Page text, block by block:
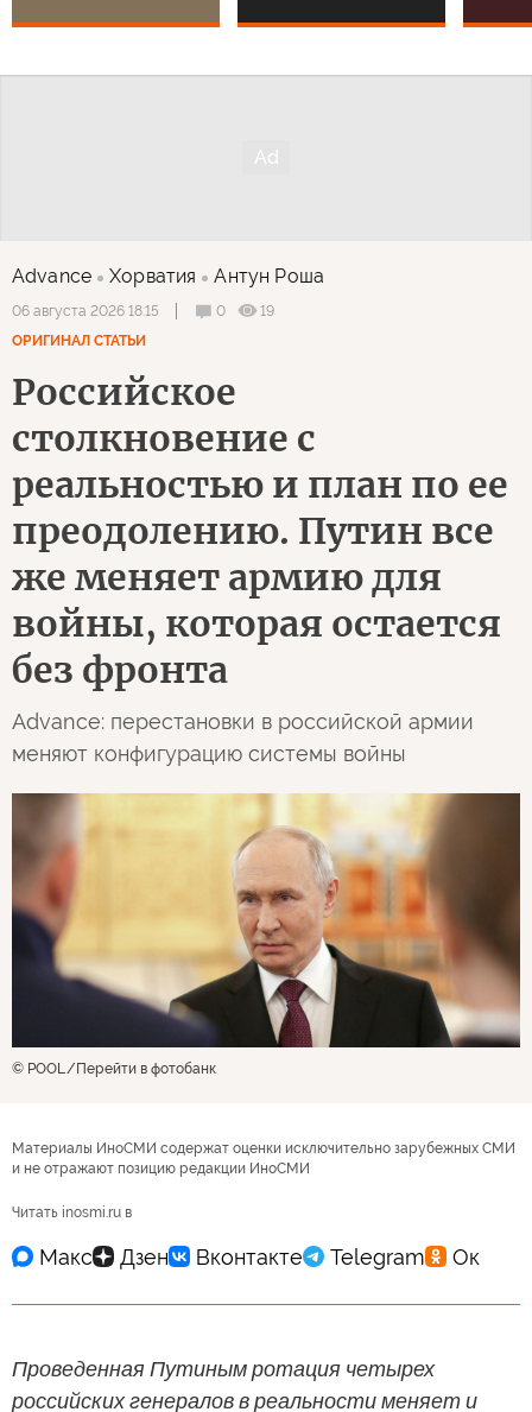
Advance Хорватия Антун Роша
06 августа 2026 18:15 0
19
ОРИГИНАЛ СТАТЬИ
Российское
столкновение с
реальностью и план по ее
преодолению. Путин все
же меняет армию для
войны, которая остается
без фронта
Advance: перестановки в российской армии
меняют конфигурацию системы войны
© POOL Перейти в фотобанк
Материалы ИноСМИ содержат оценки исключительно зарубежных СМИ
и не отражают позицию редакции ИноСМИ
Читать inosmi.ru в
Проведенная Путиным ротация четырех
российских генералов в реальности меняет и